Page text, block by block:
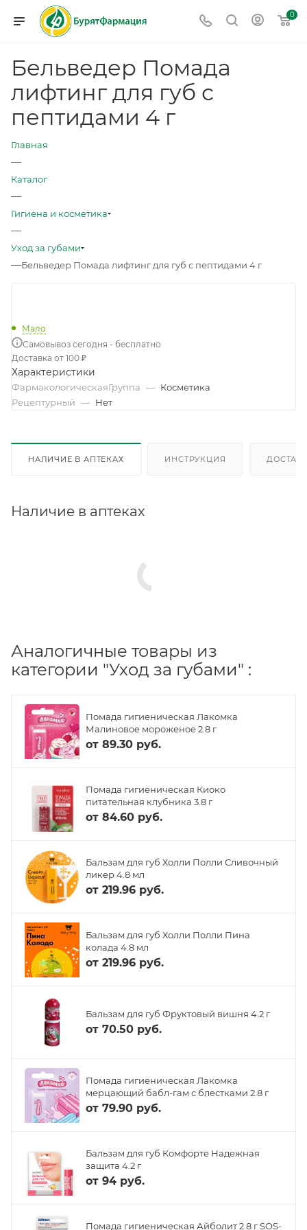
0
Бельведер Помада
лифтинг для губ с
пептидами 4 г
Главная
—
Каталог
—
Гигиена и косметика
—
Уход за губами
—Бельведер Помада лифтинг для губ с пептидами 4 г
Мало
Самовывоз сегодня - бесплатно
Доставка от 100 ₽
Характеристики
ФармакологическаяГруппа — Косметика
Рецептурный — Нет
НАЛИЧИЕ В АПТЕКАХ ИНСТРУКЦИЯ
Наличие в аптеках
Аналогичные товары из
категории "Уход за губами" :
Помада гигиеническая Лакомка
Малиновое мороженое 2.8 г
от 89.30 руб.
Помада гигиеническая Киоко
питательная клубника 3.8 г
от 84.60 руб.
Бальзам для губ Холли Полли Сливочный
ликер 4.8 мл
от 219.96 руб.
Бальзам для губ Холли Полли Пина
колада 4.8 мл
от 219.96 руб.
Бальзам для губ Фруктовый вишня 4.2 г
от 70.50 руб.
Помада гигиеническая Лакомка
мерцающий бабл-гам с блестками 2.8 г
от 79.90 руб.
Бальзам для губ Комфорте Надежная
защита 4.2 г
от 94 руб.
Помада гигиеническая Айболит 2.8 г SOS-